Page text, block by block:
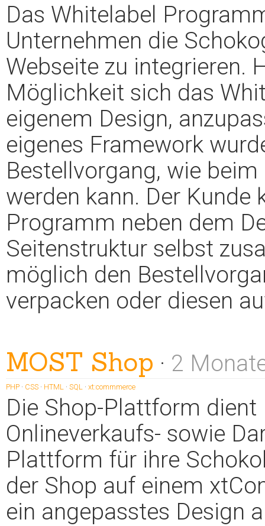
Das Whitelabel
Unternehmen die
Webseite zu integrieren.
Möglichkeit sich das
eigenem Design,
eigenes Framework
Bestellvorgang, wie
werden kann. Der Kunde
Programm neben dem
Seitenstruktur selbst
möglich den
verpacken oder diesen
MOST Shop · 2
PHP · CSS · HTML · SQL · xt:commmerce
Die Shop-Plattform dient
Onlineverkaufs- sowie
Plattform für ihre
der Shop auf einem
ein angepasstes Design